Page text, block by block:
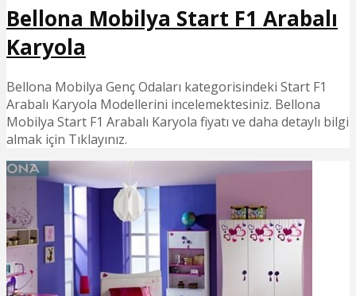
Bellona Mobilya Start F1 Arabalı
Karyola
Bellona Mobilya Genç Odaları kategorisindeki Start F1
Arabalı Karyola Modellerini incelemektesiniz. Bellona
Mobilya Start F1 Arabalı Karyola fiyatı ve daha detaylı bilgi
almak için Tıklayınız.